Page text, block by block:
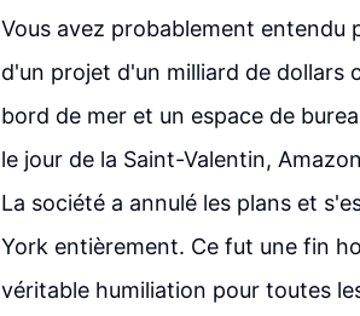
Vous avez probablement entendu
d'un projet d'un milliard de dollars
bord de mer et un espace de
le jour de la Saint-Valentin,
La société a annulé les plans et
York entièrement. Ce fut une fin
véritable humiliation pour toutes